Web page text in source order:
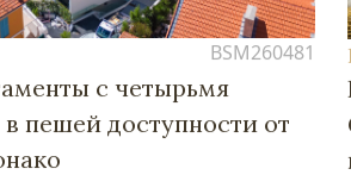
BSM260481
с четырьмя
пешей доступности от